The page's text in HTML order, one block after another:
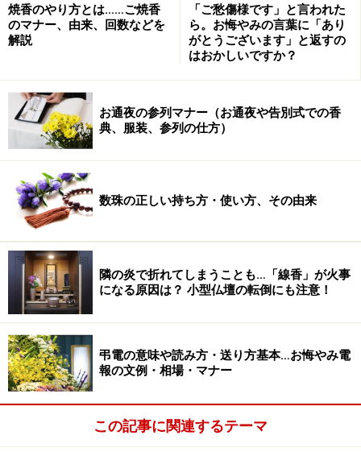
ようになり、各社趣向を凝らした葬儀を提供できるよう
に努力している様子が伺えます。
「どんなところに感動しましたか？」という問いに対し
ては、このような意見があります。
家族の歴史が写真で映し出され、胸に迫るものがあ
った。
故人が好きだったジャズが流されていた。
故人が好きだった歌を参列者全員で歌ったこと。
生前の思い出を映像や写真で参列者に見せていた。
などがありますが、断トツで多い意見は、
友人、家族の言葉」。つまり「弔辞」に感動する人が圧
倒的に多いのです。
どんなに素晴らしい司会のプロでも、故人を思う残され
焼香のやり方とは……ご焼香
のマナー、由来、回数などを
解説
「ご愁傷様です」と言われた
ら。お悔やみの言葉に「あり
がとうございます」と返すの
はおかしいですか？
お通夜の参列マナー（お通夜や告別式での香
典、服装、参列の仕方）
数珠の正しい持ち方・使い方、その由来
隣の炎で折れてしまうことも…「線香」が火事
になる原因は？ 小型仏壇の転倒にも注意！
弔電の意味や読み方・送り方基本…お悔やみ電
報の文例・相場・マナー
この記事に関連するテーマ